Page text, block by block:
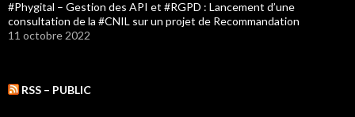
#Phygital – Gestion des API et #RGPD : Lancement d’une
consultation de la #CNIL sur un projet de Recommandation
11 octobre 2022
RSS – PUBLIC